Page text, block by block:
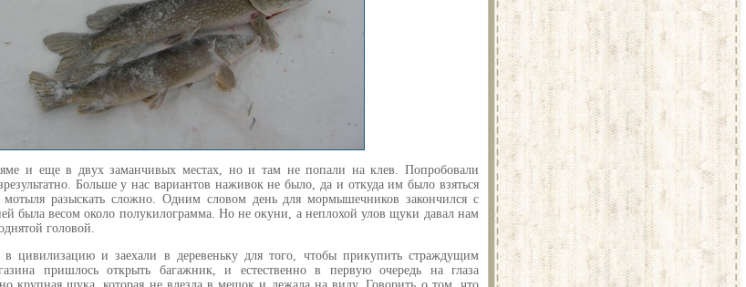
и еще в двух заманчивых местах, но и там не попали на клев. Попробовали
Больше у нас вариантов наживок не было, да и откуда им было взяться
разыскать сложно. Одним словом день для мормышечников закончился с
была весом около полукилограмма. Но не окуни, а неплохой улов щуки давал нам
головой.
цивилизацию и заехали в деревеньку для того, чтобы прикупить страждущим
пришлось открыть багажник, и естественно в первую очередь на глаза